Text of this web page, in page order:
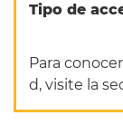
Tipo de
Para
d, visite la